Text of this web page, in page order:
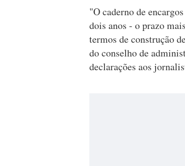
"O caderno de
dois anos - o prazo
termos de construção
do conselho de
declarações aos